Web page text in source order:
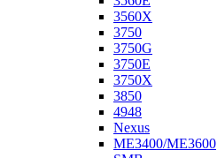
3560X
3750
3750G
3750E
3750X
3850
4948
Nexus
ME3400/ME3600